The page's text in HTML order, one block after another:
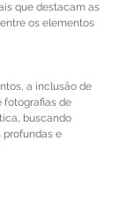
que destacam as
os elementos
a inclusão de
fotografias de
buscando
profundas e